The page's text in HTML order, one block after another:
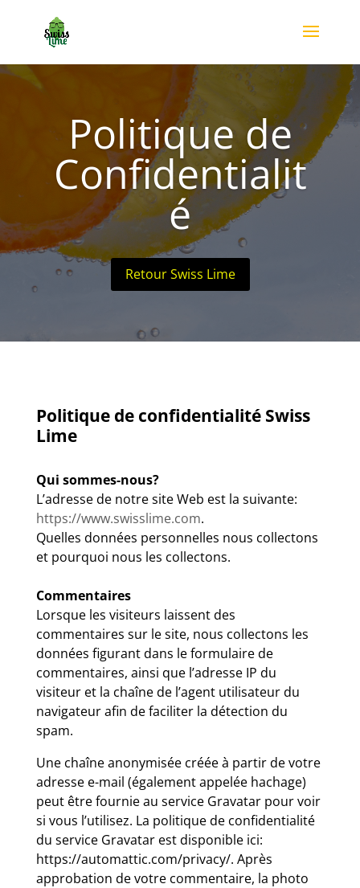
Politique de
Confidentialit
é
Retour Swiss Lime
Politique de confidentialité Swiss
Lime
Qui sommes-nous?
L’adresse de notre site Web est la suivante:
https://www.swisslime.com.
Quelles données personnelles nous collectons
et pourquoi nous les collectons.
Commentaires
Lorsque les visiteurs laissent des
commentaires sur le site, nous collectons les
données figurant dans le formulaire de
commentaires, ainsi que l’adresse IP du
visiteur et la chaîne de l’agent utilisateur du
navigateur afin de faciliter la détection du
spam.
Une chaîne anonymisée créée à partir de votre
adresse e-mail (également appelée hachage)
peut être fournie au service Gravatar pour voir
si vous l’utilisez. La politique de confidentialité
du service Gravatar est disponible ici:
https://automattic.com/privacy/. Après
approbation de votre commentaire, la photo